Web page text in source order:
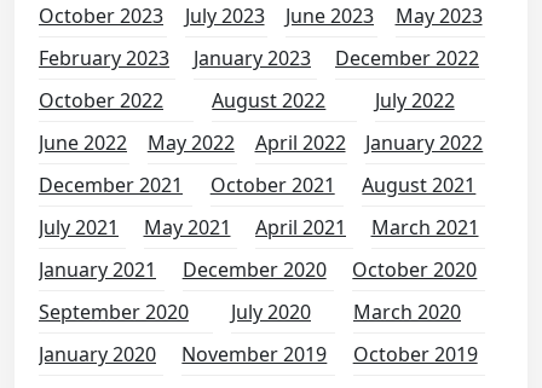
October 2023
July 2023 June 2023
May 2023
February 2023
January 2023
December 2022
October 2022
August 2022
July 2022
June 2022
May 2022 April 2022
January 2022
December 2021
October 2021
August 2021
July 2021
May 2021 April 2021
March 2021
January 2021
December 2020
October 2020
September 2020
July 2020
March 2020
January 2020
November 2019
October 2019